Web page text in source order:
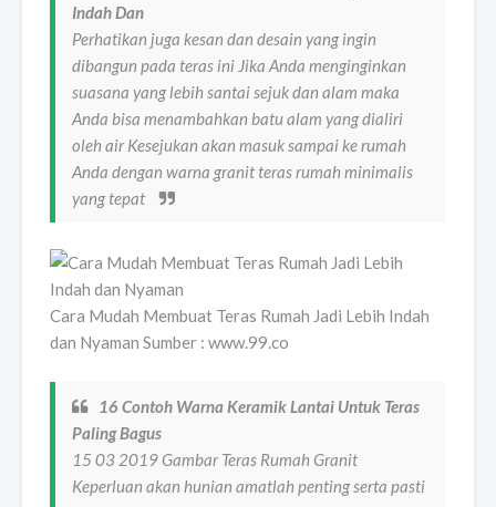
Indah Dan
Perhatikan juga kesan dan desain yang ingin
dibangun pada teras ini Jika Anda menginginkan
suasana yang lebih santai sejuk dan alam maka
Anda bisa menambahkan batu alam yang dialiri
oleh air Kesejukan akan masuk sampai ke rumah
Anda dengan warna granit teras rumah minimalis
yang tepat
Cara Mudah Membuat Teras Rumah Jadi Lebih Indah
dan Nyaman Sumber : www.99.co
16 Contoh Warna Keramik Lantai Untuk Teras
Paling Bagus
15 03 2019 Gambar Teras Rumah Granit
Keperluan akan hunian amatlah penting serta pasti